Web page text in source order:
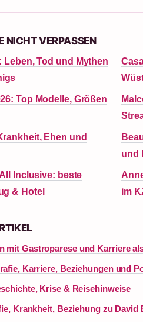
NICHT VERPASSEN
Leben, Tod und Mythen
Top Modelle, Größen
Ehen und
und
Inclusive: beste
& Hotel
im
mit Gastroparese und Karriere
Karriere, Beziehungen und
Krise & Reisehinweise
Krankheit, Beziehung zu David